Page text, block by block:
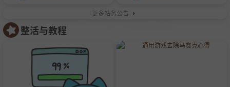
更多站务公告
整活与教程